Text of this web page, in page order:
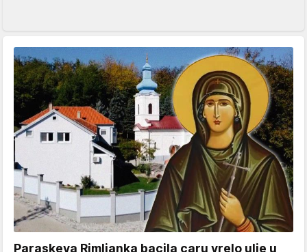
Paraskeva Rimljanka bacila caru vrelo ulje u